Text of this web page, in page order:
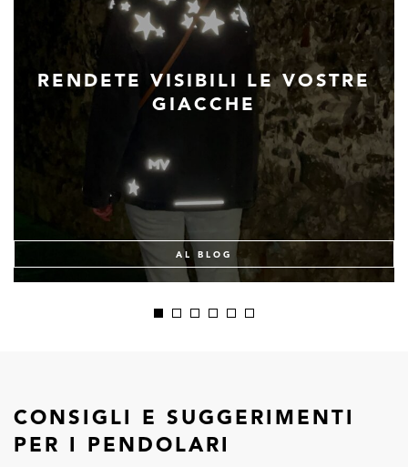
RENDETE VISIBILI LE VOSTRE
GIACCHE
AL BLOG
CONSIGLI E SUGGERIMENTI
PER I PENDOLARI